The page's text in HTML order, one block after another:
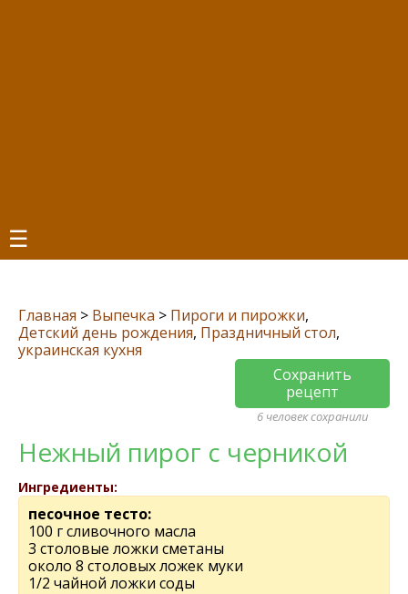
☰
Главная > Выпечка > Пироги и пирожки,
Детский день рождения, Праздничный стол,
украинская кухня
Сохранить
рецепт
6 человек сохранили
Нежный пирог с черникой
Ингредиенты:
песочное тесто:
100 г сливочного масла
3 столовые ложки сметаны
около 8 столовых ложек муки
1/2 чайной ложки соды